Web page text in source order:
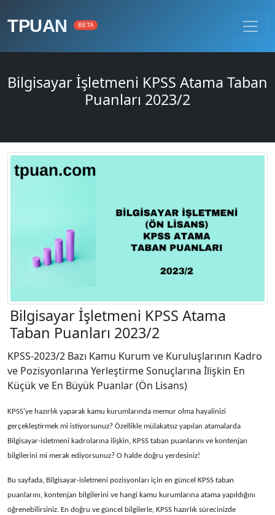
TPUAN BETA
Bilgisayar İşletmeni KPSS Atama Taban
Puanları 2023/2
Bilgisayar İşletmeni KPSS Atama
Taban Puanları 2023/2
KPSS-2023/2 Bazı Kamu Kurum ve Kuruluşlarının Kadro
ve Pozisyonlarına Yerleştirme Sonuçlarına İlişkin En
Küçük ve En Büyük Puanlar (Ön Lisans)
KPSS'ye hazırlık yaparak kamu kurumlarında memur olma hayalinizi
gerçekleştirmek mi istiyorsunuz? Özellikle mülakatsız yapılan atamalarda
Bilgisayar-isletmeni kadrolarına ilişkin, KPSS taban puanlarını ve kontenjan
bilgilerini mi merak ediyorsunuz? O halde doğru yerdesiniz!
Bu sayfada, Bilgisayar-isletmeni pozisyonları için en güncel KPSS taban
puanlarını, kontenjan bilgilerini ve hangi kamu kurumlarına atama yapıldığını
öğrenebilirsiniz. En doğru ve güncel bilgilerle, KPSS hazırlık sürecinizde